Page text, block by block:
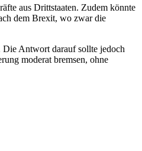
aus Drittstaaten. Zudem könnte
dem Brexit, wo zwar die
Die Antwort darauf sollte jedoch
moderat bremsen, ohne